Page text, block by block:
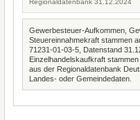
Regionaldatenbank 31.12.2024
Gewerbesteuer-Aufkommen,
Steuereinnahmekraft stammen
71231-01-03-5, Datenstand
Einzelhandelskaufkraft
aus der Regionaldatenbank
Landes- oder Gemeindedaten.